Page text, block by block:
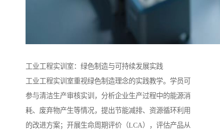
工业工程实训室：绿色制造与可持续发展实践​
工业工程实训室重视绿色制造理念的实践教学。学员可
参与清洁生产审核实训，分析企业生产过程中的能源消
耗、废弃物产生等情况，提出节能减排、资源循环利用
的改进方案；开展生命周期评价（LCA），评估产品从